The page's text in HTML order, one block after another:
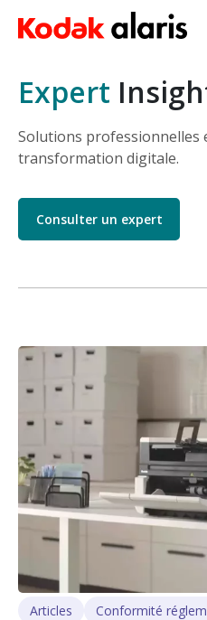
Skip to main content
Expert
Solutions professionnelles
transformation digitale.
Consulter un expert
Articles Conformité